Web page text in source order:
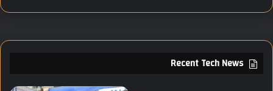
Recent Tech News